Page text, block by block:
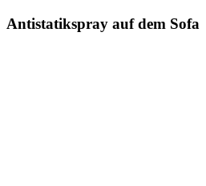
Antistatikspray auf dem Sofa